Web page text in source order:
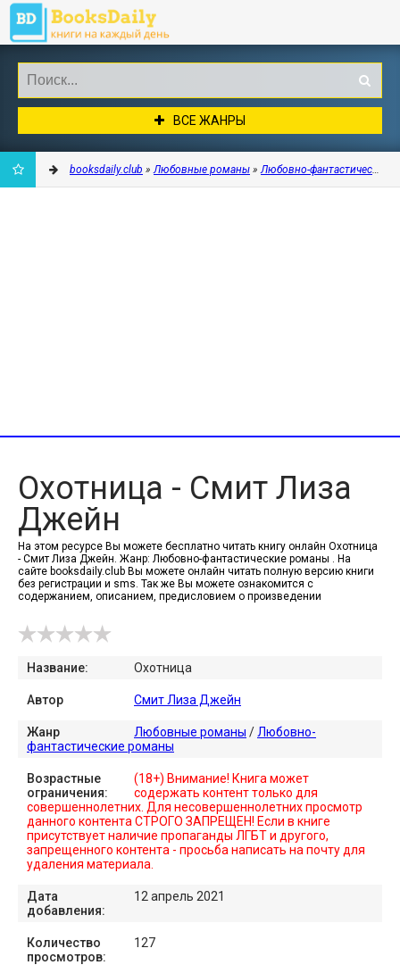
ВСЕ ЖАНРЫ
booksdaily.club »Любовные романы »Любовно-фантастические
Охотница - Смит Лиза
Джейн
На этом ресурсе Вы можете бесплатно читать книгу онлайн Охотница
- Смит Лиза Джейн. Жанр: Любовно-фантастические романы . На
сайте booksdaily.club Вы можете онлайн читать полную версию книги
без регистрации и sms. Так же Вы можете ознакомится с
содержанием, описанием, предисловием о произведении
Название: Охотница
Автор Смит Лиза Джейн
Жанр Любовные романы / Любовно-
фантастические романы
Возрастные
ограничения:
(18+) Внимание! Книга может
содержать контент только для
совершеннолетних. Для несовершеннолетних просмотр
данного контента СТРОГО ЗАПРЕЩЕН! Если в книге
присутствует наличие пропаганды ЛГБТ и другого,
запрещенного контента - просьба написать на почту для
удаления материала.
Дата
добавления:
12 апрель 2021
Количество
просмотров:
127